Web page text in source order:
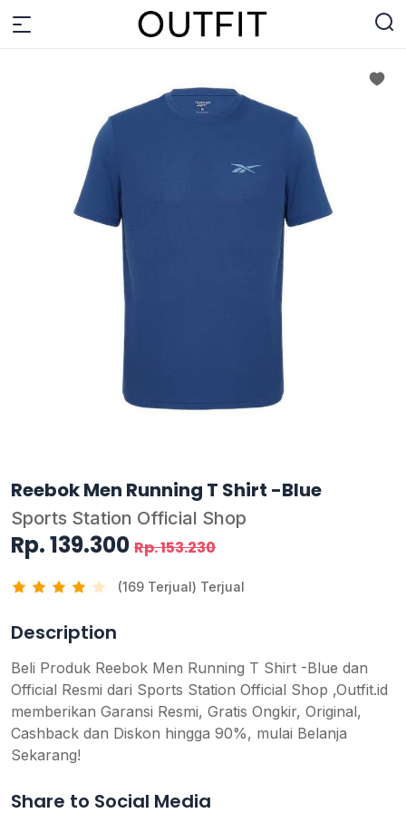
Reebok Men Running T Shirt -Blue
Sports Station Official Shop
Rp. 139.300 Rp. 153.230
(169 Terjual) Terjual
Description
Beli Produk Reebok Men Running T Shirt -Blue dan
Official Resmi dari Sports Station Official Shop ,Outfit.id
memberikan Garansi Resmi, Gratis Ongkir, Original,
Cashback dan Diskon hingga 90%, mulai Belanja
Sekarang!
Share to Social Media